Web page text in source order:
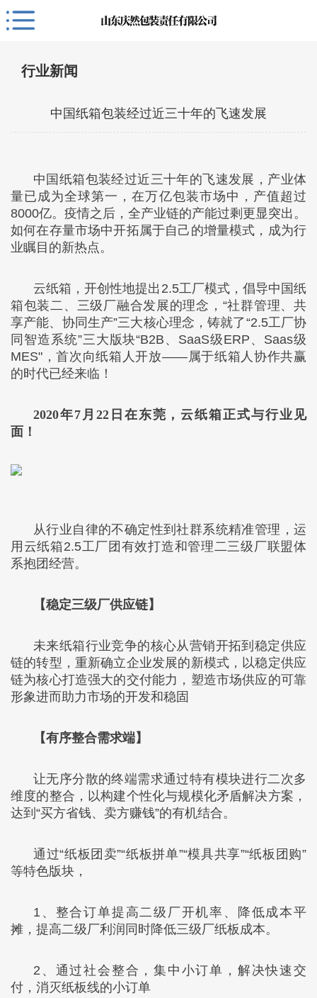
行业新闻
中国纸箱包装经过近三十年的飞速发展
中国纸箱包装经过近三十年的飞速发展，产业体
量已成为全球第一，在万亿包装市场中，产值超过
8000亿。疫情之后，全产业链的产能过剩更显突出。
如何在存量市场中开拓属于自己的增量模式，成为行
业瞩目的新热点。
云纸箱，开创性地提出2.5工厂模式，倡导中国纸
箱包装二、三级厂融合发展的理念，“社群管理、共
享产能、协同生产”三大核心理念，铸就了“2.5工厂协
同智造系统”三大版块“B2B、SaaS级ERP、Saas级
MES"，首次向纸箱人开放——属于纸箱人协作共赢
的时代已经来临！
2020年7月22日在东莞，云纸箱正式与行业见
面！
从行业自律的不确定性到社群系统精准管理，运
用云纸箱2.5工厂团有效打造和管理二三级厂联盟体
系抱团经营。
【稳定三级厂供应链】
未来纸箱行业竞争的核心从营销开拓到稳定供应
链的转型，重新确立企业发展的新模式，以稳定供应
链为核心打造强大的交付能力，塑造市场供应的可靠
形象进而助力市场的开发和稳固
【有序整合需求端】
让无序分散的终端需求通过特有模块进行二次多
维度的整合，以构建个性化与规模化矛盾解决方案，
达到“买方省钱、卖方赚钱”的有机结合。
通过“纸板团卖”“纸板拼单”“模具共享”“纸板团购”
等特色版块，
1、整合订单提高二级厂开机率、降低成本平
摊，提高二级厂利润同时降低三级厂纸板成本。
2、通过社会整合，集中小订单，解决快速交
付，消灭纸板线的小订单